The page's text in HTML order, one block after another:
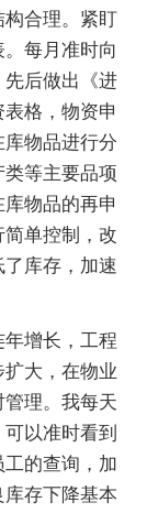
合理。紧盯
每月准时向
后做出《进
格，物资申
物品进行分
等主要品项
物品的再申
单控制，改
库存，加速
年增长，工程
大，在物业
理。我每天
以准时看到
的查询，加
存下降基本